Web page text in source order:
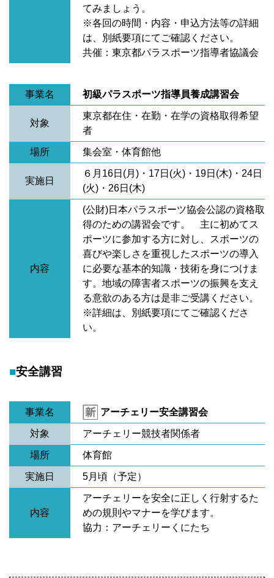
てみましょう。
※各回の時間・内容・申込方法等の詳細
は、別紙要項にてご確認ください。
共催：東京都パラスポーツ指導者協議会
事業名 初級パラスポーツ指導員養成講習会
対象
東京都在住・在勤・在学の資格取得希望
者
場所 集会室・体育館他
実施日
６月16日(月)・17日(火)・19日(木)・24日
(火)・26日(木)
内容
(公財)日本パラスポーツ協会公認の資格取
得のための講習会です。 主に初めてス
ポーツに参加する方に対し、スポーツの
喜びや楽しさを重視したスポーツの導入
に必要な基本的知識・技術を身につけま
す。地域の障害者スポーツの振興を支え
る意欲のある方は是非ご受講ください。
※詳細は、別紙要項にてご確認くださ
い。
安全講習
事業名 アーチェリー安全講習会
対象 アーチェリー競技者関係者
場所 体育館
実施日 5月頃（予定）
内容
アーチェリーを安全に正しく行射するた
めの規則やマナーを学びます。
協力：アーチェリーくにたち